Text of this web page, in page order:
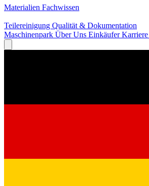
Materialien Fachwissen
Teilereinigung Qualität & Dokumentation
Maschinenpark Über Uns EinkäuferKarriere